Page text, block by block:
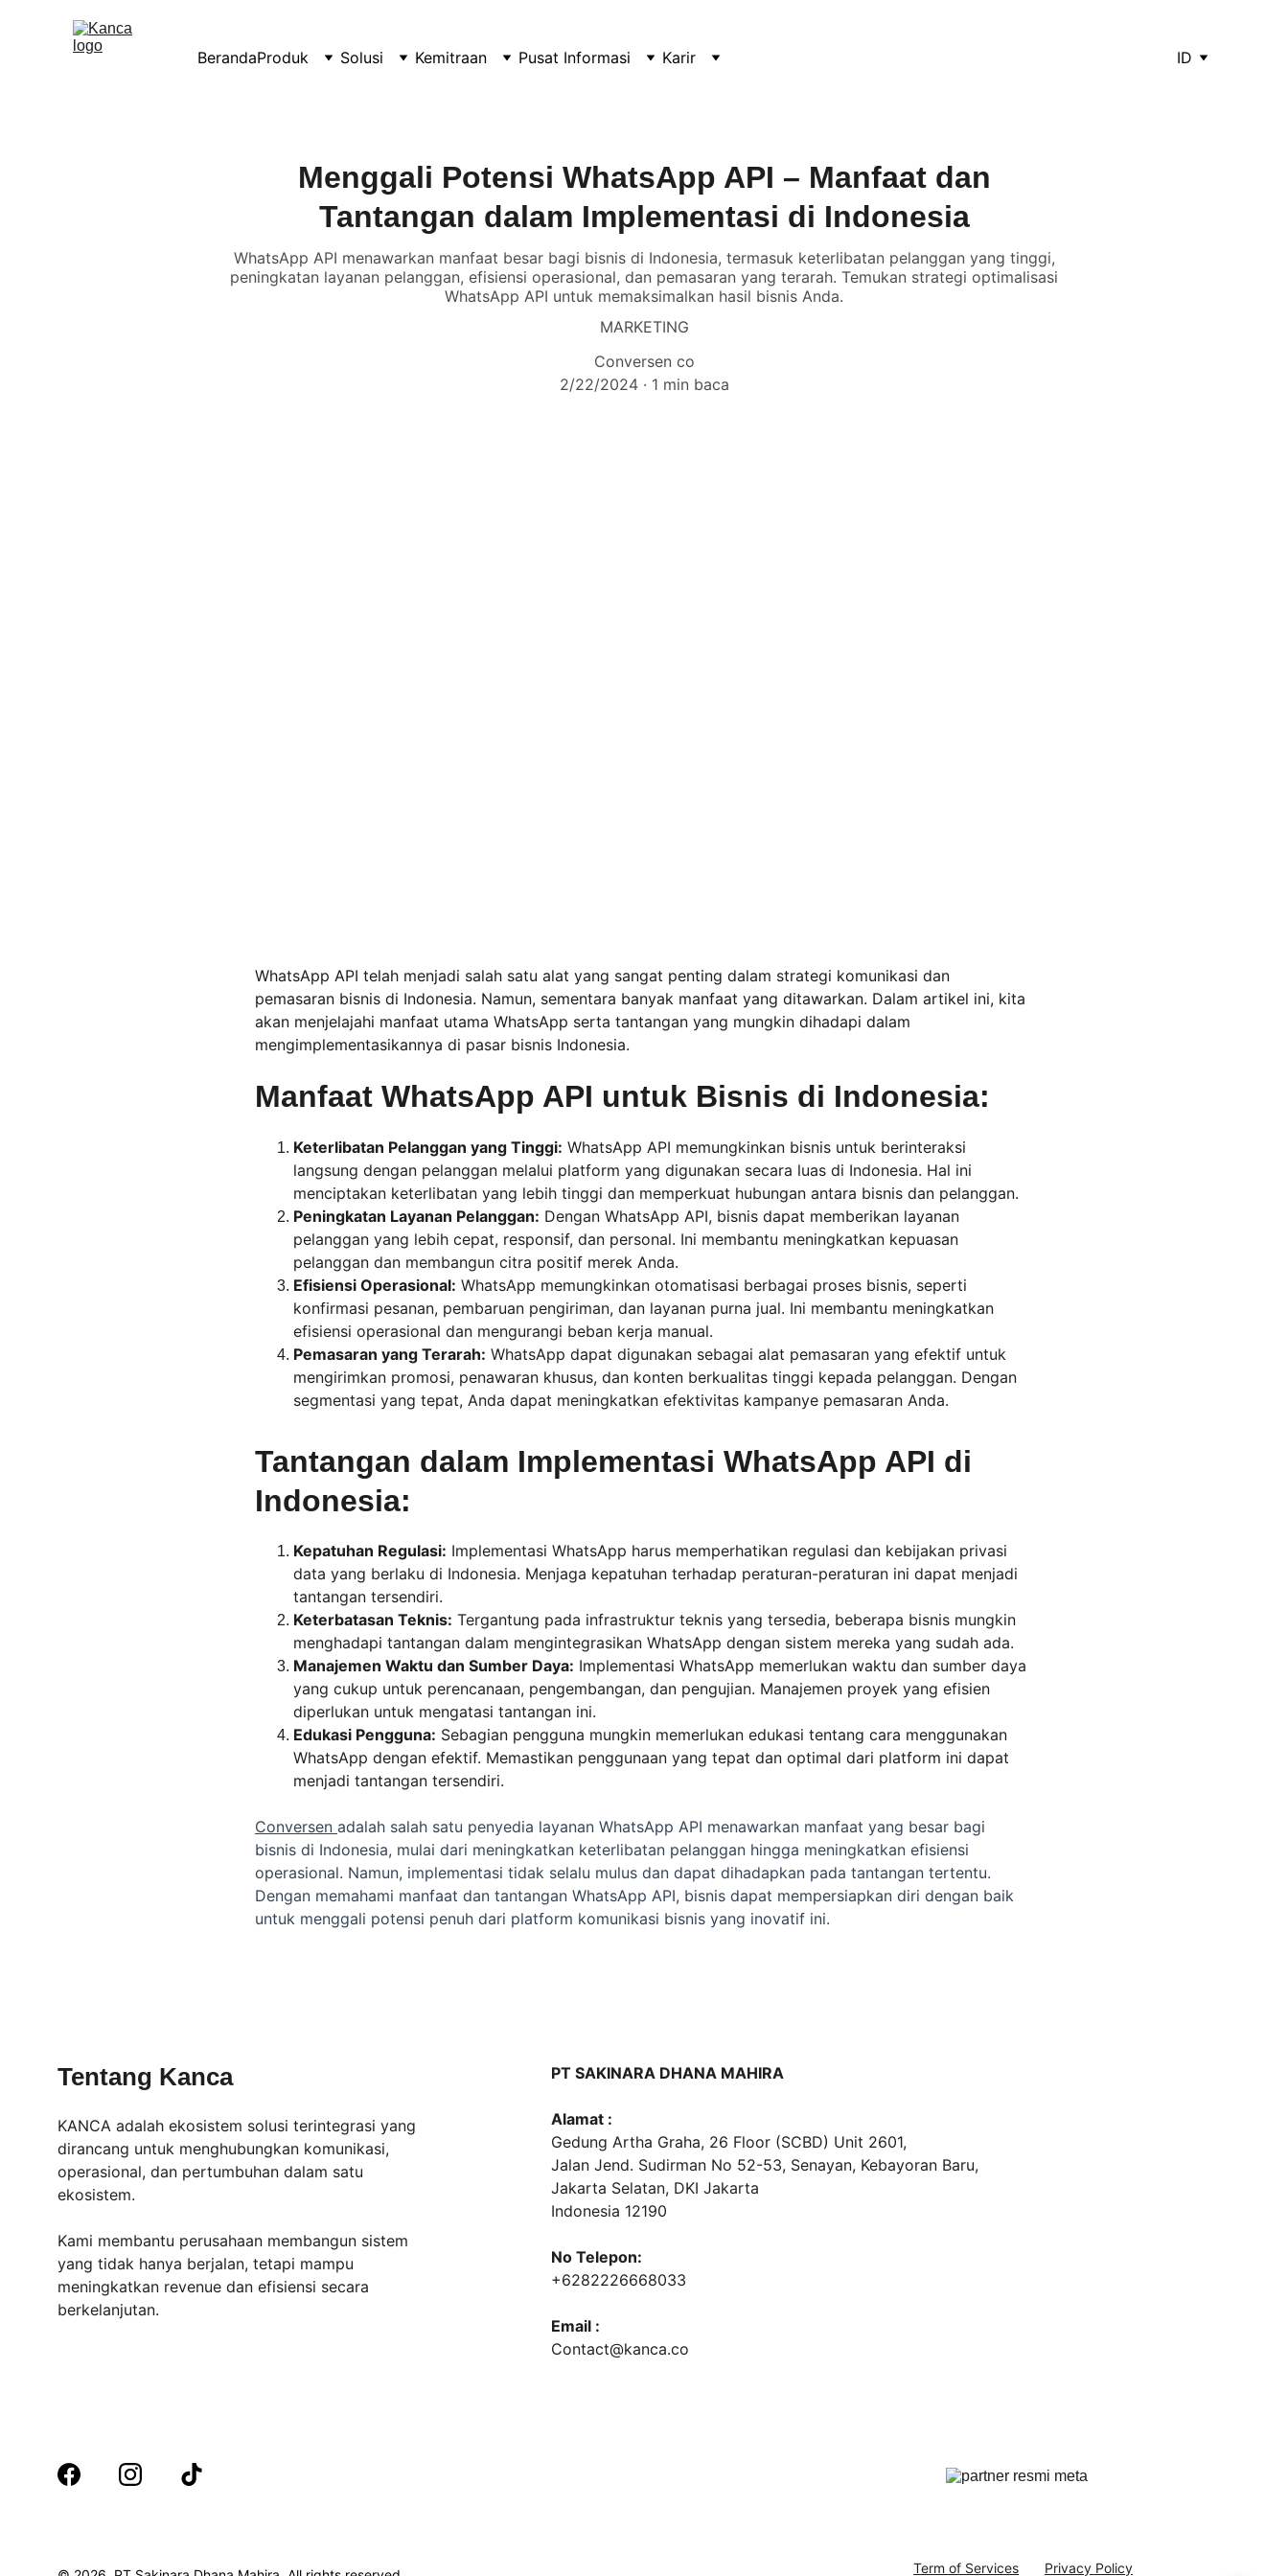
BerandaProduk Solusi Kemitraan Pusat Informasi Karir ID
Menggali Potensi WhatsApp API – Manfaat dan
Tantangan dalam Implementasi di Indonesia
WhatsApp API menawarkan manfaat besar bagi bisnis di Indonesia, termasuk keterlibatan pelanggan yang tinggi,
peningkatan layanan pelanggan, efisiensi operasional, dan pemasaran yang terarah. Temukan strategi optimalisasi
WhatsApp API untuk memaksimalkan hasil bisnis Anda.
MARKETING
Conversen co
2/22/2024
1 min baca
WhatsApp API telah menjadi salah satu alat yang sangat penting dalam strategi komunikasi dan
pemasaran bisnis di Indonesia. Namun, sementara banyak manfaat yang ditawarkan. Dalam artikel ini, kita
akan menjelajahi manfaat utama WhatsApp serta tantangan yang mungkin dihadapi dalam
mengimplementasikannya di pasar bisnis Indonesia.
Manfaat WhatsApp API untuk Bisnis di Indonesia:
Keterlibatan Pelanggan yang Tinggi: WhatsApp API memungkinkan bisnis untuk berinteraksi
langsung dengan pelanggan melalui platform yang digunakan secara luas di Indonesia. Hal ini
menciptakan keterlibatan yang lebih tinggi dan memperkuat hubungan antara bisnis dan pelanggan.
Peningkatan Layanan Pelanggan: Dengan WhatsApp API, bisnis dapat memberikan layanan
pelanggan yang lebih cepat, responsif, dan personal. Ini membantu meningkatkan kepuasan
pelanggan dan membangun citra positif merek Anda.
Efisiensi Operasional: WhatsApp memungkinkan otomatisasi berbagai proses bisnis, seperti
konfirmasi pesanan, pembaruan pengiriman, dan layanan purna jual. Ini membantu meningkatkan
efisiensi operasional dan mengurangi beban kerja manual.
Pemasaran yang Terarah: WhatsApp dapat digunakan sebagai alat pemasaran yang efektif untuk
mengirimkan promosi, penawaran khusus, dan konten berkualitas tinggi kepada pelanggan. Dengan
segmentasi yang tepat, Anda dapat meningkatkan efektivitas kampanye pemasaran Anda.
Tantangan dalam Implementasi WhatsApp API di
Indonesia:
Kepatuhan Regulasi: Implementasi WhatsApp harus memperhatikan regulasi dan kebijakan privasi
data yang berlaku di Indonesia. Menjaga kepatuhan terhadap peraturan-peraturan ini dapat menjadi
tantangan tersendiri.
Keterbatasan Teknis: Tergantung pada infrastruktur teknis yang tersedia, beberapa bisnis mungkin
menghadapi tantangan dalam mengintegrasikan WhatsApp dengan sistem mereka yang sudah ada.
Manajemen Waktu dan Sumber Daya: Implementasi WhatsApp memerlukan waktu dan sumber daya
yang cukup untuk perencanaan, pengembangan, dan pengujian. Manajemen proyek yang efisien
diperlukan untuk mengatasi tantangan ini.
Edukasi Pengguna: Sebagian pengguna mungkin memerlukan edukasi tentang cara menggunakan
WhatsApp dengan efektif. Memastikan penggunaan yang tepat dan optimal dari platform ini dapat
menjadi tantangan tersendiri.
Conversen adalah salah satu penyedia layanan WhatsApp API menawarkan manfaat yang besar bagi
bisnis di Indonesia, mulai dari meningkatkan keterlibatan pelanggan hingga meningkatkan efisiensi
operasional. Namun, implementasi tidak selalu mulus dan dapat dihadapkan pada tantangan tertentu.
Dengan memahami manfaat dan tantangan WhatsApp API, bisnis dapat mempersiapkan diri dengan baik
untuk menggali potensi penuh dari platform komunikasi bisnis yang inovatif ini.
Tentang Kanca
KANCA adalah ekosistem solusi terintegrasi yang
dirancang untuk menghubungkan komunikasi,
operasional, dan pertumbuhan dalam satu
ekosistem.
Kami membantu perusahaan membangun sistem
yang tidak hanya berjalan, tetapi mampu
meningkatkan revenue dan efisiensi secara
berkelanjutan.
PT SAKINARA DHANA MAHIRA
Alamat :
Gedung Artha Graha, 26 Floor (SCBD) Unit 2601,
Jalan Jend. Sudirman No 52-53, Senayan, Kebayoran Baru,
Jakarta Selatan, DKI Jakarta
Indonesia 12190
No Telepon:
+6282226668033
Email :
Contact@kanca.co
Term of Services Privacy Policy